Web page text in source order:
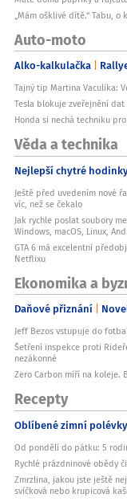
„Mám ošklivé dítě.“ Tabu,
Auto-moto
Alko-kalkulačka
Tajný tip Martina Vaculíka:
Tesla blokuje zveřejnění dat
Honda si nechá techniku
Věda a technika
Nejlepší chytré
Ještě před uvedením nové
víc, než se čekalo
Jak rychle poslat soubory
Windows, macOS, Linux,
GTA 6 má excelentní
Netflixu
Ekonomika a
Daňové přiznání
Jeff Bezos vstupuje do
Šetření inspekce proti
nezákonné
Zero Carbon míří na koleje.
Recepty
Oblíbené zimní polévky
Od pondělí do pátku: 5
Rychlé prázdninové obědy
Zmrzlina, jakou jste ještě
svíčková nebo krupicová